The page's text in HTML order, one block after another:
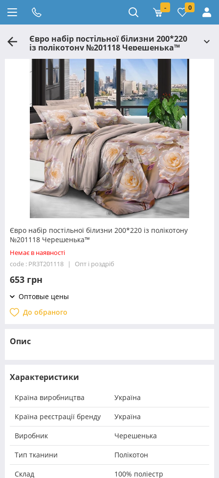
- 0
Євро набір постільної білизни 200*220
із полікотону №201118 Черешенька™
Євро набір постільної білизни 200*220 із полікотону
№201118 Черешенька™
Немає в наявності
code : PR3T201118
Опт і роздріб
653 грн
Оптовые цены
До обраного
Опис
Характеристики
Країна виробництва Україна
Країна реєстрації бренду Україна
Виробник Черешенька
Тип тканини Полікотон
Склад 100% поліестр